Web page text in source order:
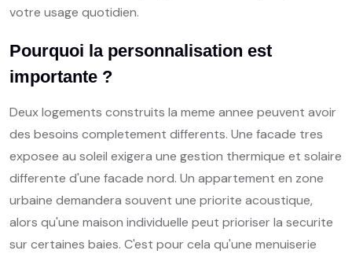
votre usage quotidien.
Pourquoi la personnalisation est
importante ?
Deux logements construits la meme annee peuvent avoir
des besoins completement differents. Une facade tres
exposee au soleil exigera une gestion thermique et solaire
differente d'une facade nord. Un appartement en zone
urbaine demandera souvent une priorite acoustique,
alors qu'une maison individuelle peut prioriser la securite
sur certaines baies. C'est pour cela qu'une menuiserie